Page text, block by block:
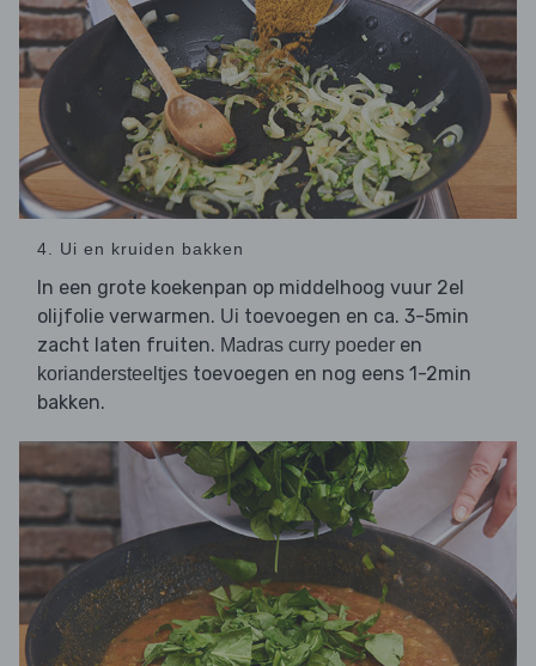
4. Ui en kruiden bakken
In een grote koekenpan op middelhoog vuur 2el
olijfolie verwarmen. Ui toevoegen en ca. 3-5min
zacht laten fruiten. Madras curry poeder en
koriandersteeltjes toevoegen en nog eens 1-2min
bakken.